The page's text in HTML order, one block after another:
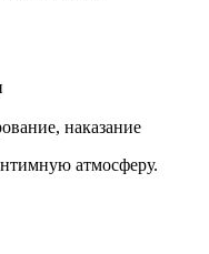
наказание
атмосферу.